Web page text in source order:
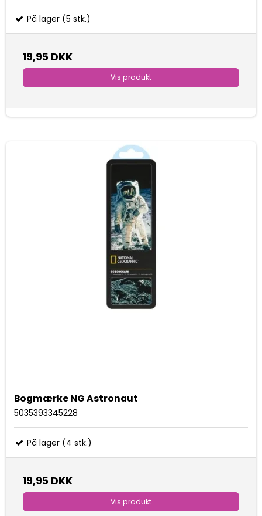
På lager (5 stk.)
19,95 DKK
Vis produkt
Bogmærke NG Astronaut
5035393345228
På lager (4 stk.)
19,95 DKK
Vis produkt